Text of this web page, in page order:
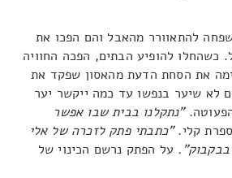
להתאוורר מהאבל והם הפכו את
כשהחלו להופיע הבתים, הפכה החוויה
את הסחת הדעת מהאסון שפקד את
שיער בנפשו עד כמה ייקשר יער
"נתקלנו בבית שבו אפשר
קלי."כתבתי פתק לזכרה של אלי
על הפתק נרשם הכינוי של